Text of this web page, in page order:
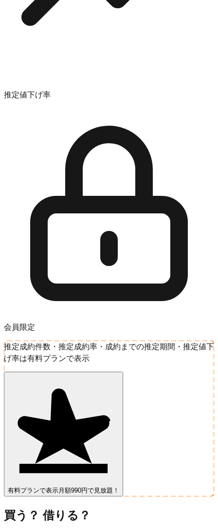
推定値下げ率
会員限定
推定成約件数・推定成約率・成約までの推定期間・推定値下
げ率は有料プランで表示
有料プランで表示 月額990円で見放題！
買う？ 借りる？